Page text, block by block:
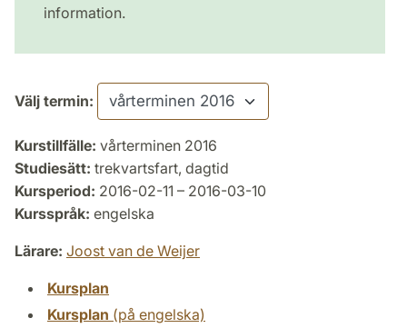
information.
Välj termin:
Kurstillfälle: vårterminen 2016
Studiesätt: trekvartsfart, dagtid
Kursperiod: 2016-02-11 – 2016-03-10
Kursspråk: engelska
Lärare: Joost van de Weijer
Kursplan
Kursplan (på engelska)